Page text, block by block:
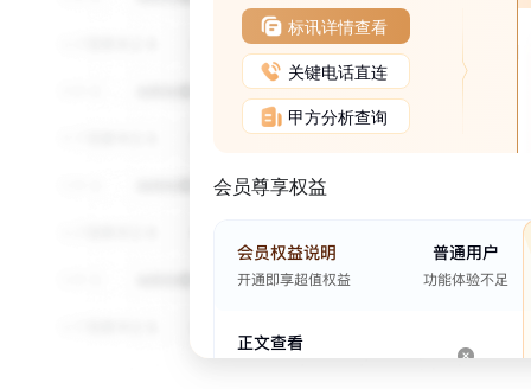
标讯详情查看
关键电话直连
甲方分析查询
会员尊享权益